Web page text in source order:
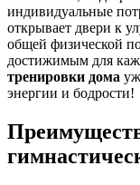
индивидуальные
открывает двери к
общей физической
достижимым для
тренировки дома
энергии и бодрости!